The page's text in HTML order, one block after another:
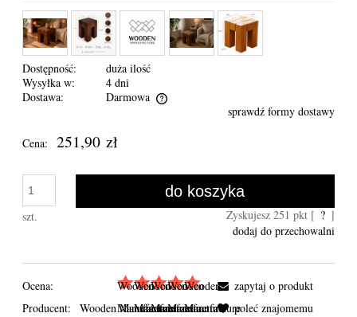
Dostępność:
duża ilość
Wysyłka w:
4 dni
Dostawa:
Darmowa
Cena nie zawiera ewentualnych kosztów płatnościsprawdź formy dostawy
Cena: 251,90 zł
szt.
do koszyka
Zyskujesz 251 pkt [ ? ]
dodaj do przechowalni
Ocena:
Producent:
Wooden Manufacture
zapytaj o produkt
poleć znajomemu